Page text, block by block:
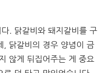
. 닭갈비와 돼지갈비를 구
, 닭갈비의 경우 양념이 금
않게 뒤집어주는 게 중요